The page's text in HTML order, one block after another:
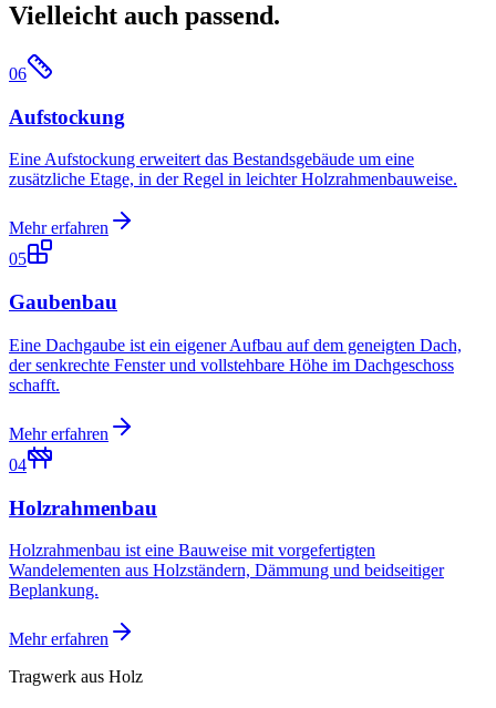
Vielleicht auch passend.
06
Aufstockung
Eine Aufstockung erweitert das Bestandsgebäude um eine
zusätzliche Etage, in der Regel in leichter Holzrahmenbauweise.
Mehr erfahren
05
Gaubenbau
Eine Dachgaube ist ein eigener Aufbau auf dem geneigten Dach,
der senkrechte Fenster und vollstehbare Höhe im Dachgeschoss
schafft.
Mehr erfahren
04
Holzrahmenbau
Holzrahmenbau ist eine Bauweise mit vorgefertigten
Wandelementen aus Holzständern, Dämmung und beidseitiger
Beplankung.
Mehr erfahren
Tragwerk aus Holz